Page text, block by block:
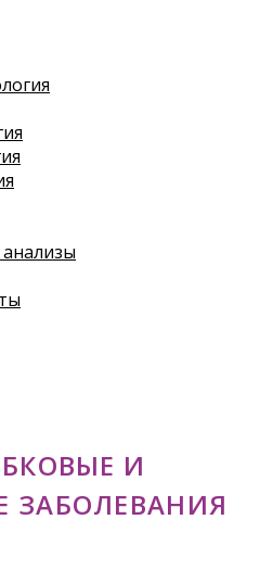
И
ЗАБОЛЕВАНИЯ